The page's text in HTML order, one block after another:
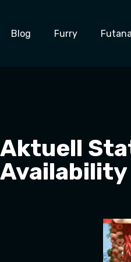
Blog Furry
Aktuell
Availability